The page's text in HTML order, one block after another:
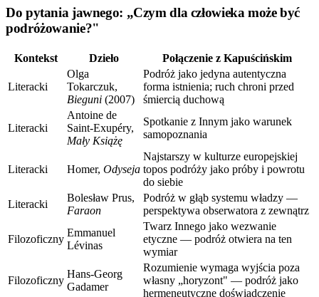
Do pytania jawnego: „Czym dla człowieka może być
podróżowanie?"
Kontekst Dzieło Połączenie z Kapuścińskim
Literacki
Olga
Tokarczuk,
Bieguni (2007)
Podróż jako jedyna autentyczna
forma istnienia; ruch chroni przed
śmiercią duchową
Literacki
Antoine de
Saint-Exupéry,
Mały Książę
Spotkanie z Innym jako warunek
samopoznania
Literacki Homer, Odyseja
Najstarszy w kulturze europejskiej
topos podróży jako próby i powrotu
do siebie
Literacki
Bolesław Prus,
Faraon
Podróż w głąb systemu władzy —
perspektywa obserwatora z zewnątrz
Filozoficzny
Emmanuel
Lévinas
Twarz Innego jako wezwanie
etyczne — podróż otwiera na ten
wymiar
Filozoficzny
Hans-Georg
Gadamer
Rozumienie wymaga wyjścia poza
własny „horyzont" — podróż jako
hermeneutyczne doświadczenie